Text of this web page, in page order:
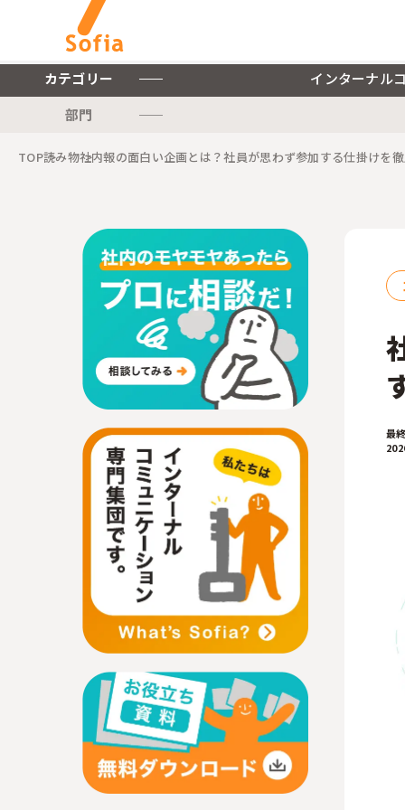
インターナルコミュニケーションに関連する記事をご紹介します。
カテゴリー インターナル
部門
TOP読み物社内報の面白い企画とは？社員が思わず参加する仕掛けを
最